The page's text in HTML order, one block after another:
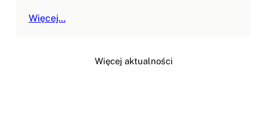
Więcej…
Więcej aktualności